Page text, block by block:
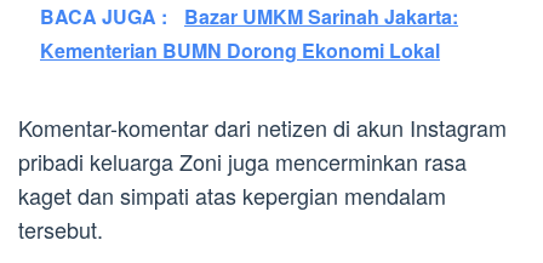
BACA JUGA :
Bazar UMKM Sarinah Jakarta:
Kementerian BUMN Dorong Ekonomi Lokal
Komentar-komentar dari netizen di akun Instagram
pribadi keluarga Zoni juga mencerminkan rasa
kaget dan simpati atas kepergian mendalam
tersebut.